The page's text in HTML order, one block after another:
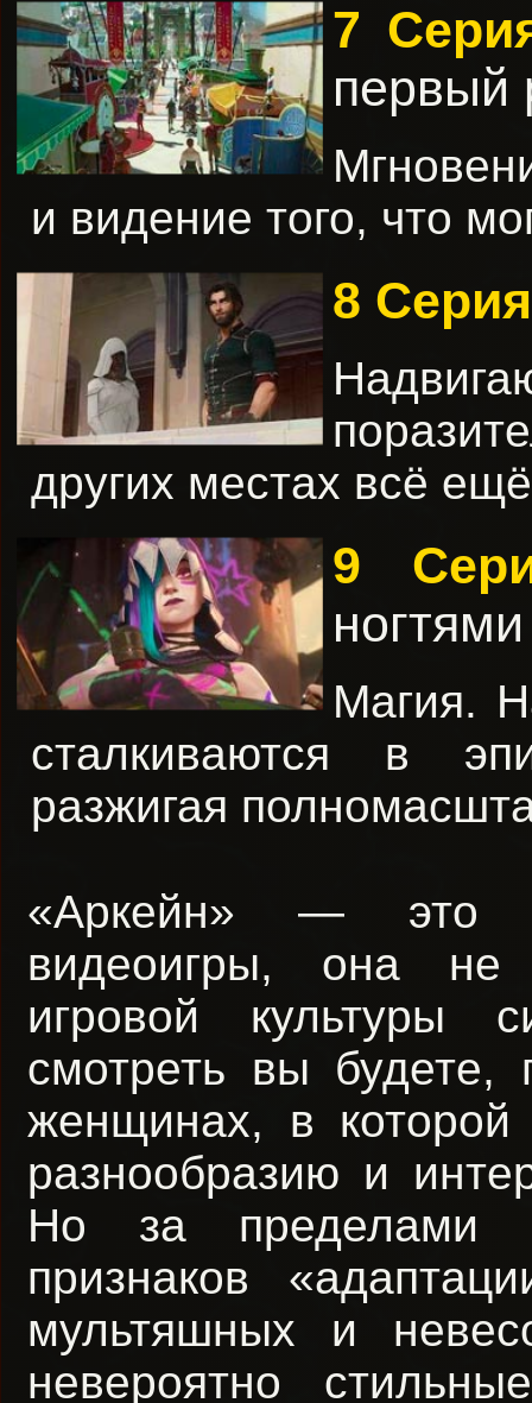
7
первый
и видение того, что
8
других местах всё
9
ногтями
Магия.
сталкиваются в
разжигая
«Аркейн» — это
видеоигры, она не
игровой культуры
смотреть вы
женщинах, в которой
разнообразию и
Но за пределами
признаков
мультяшных и
невероятно